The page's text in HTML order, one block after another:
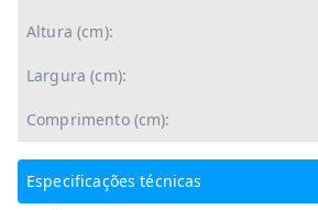
Altura (cm):
Largura (cm):
Comprimento (cm):
Especificações técnicas